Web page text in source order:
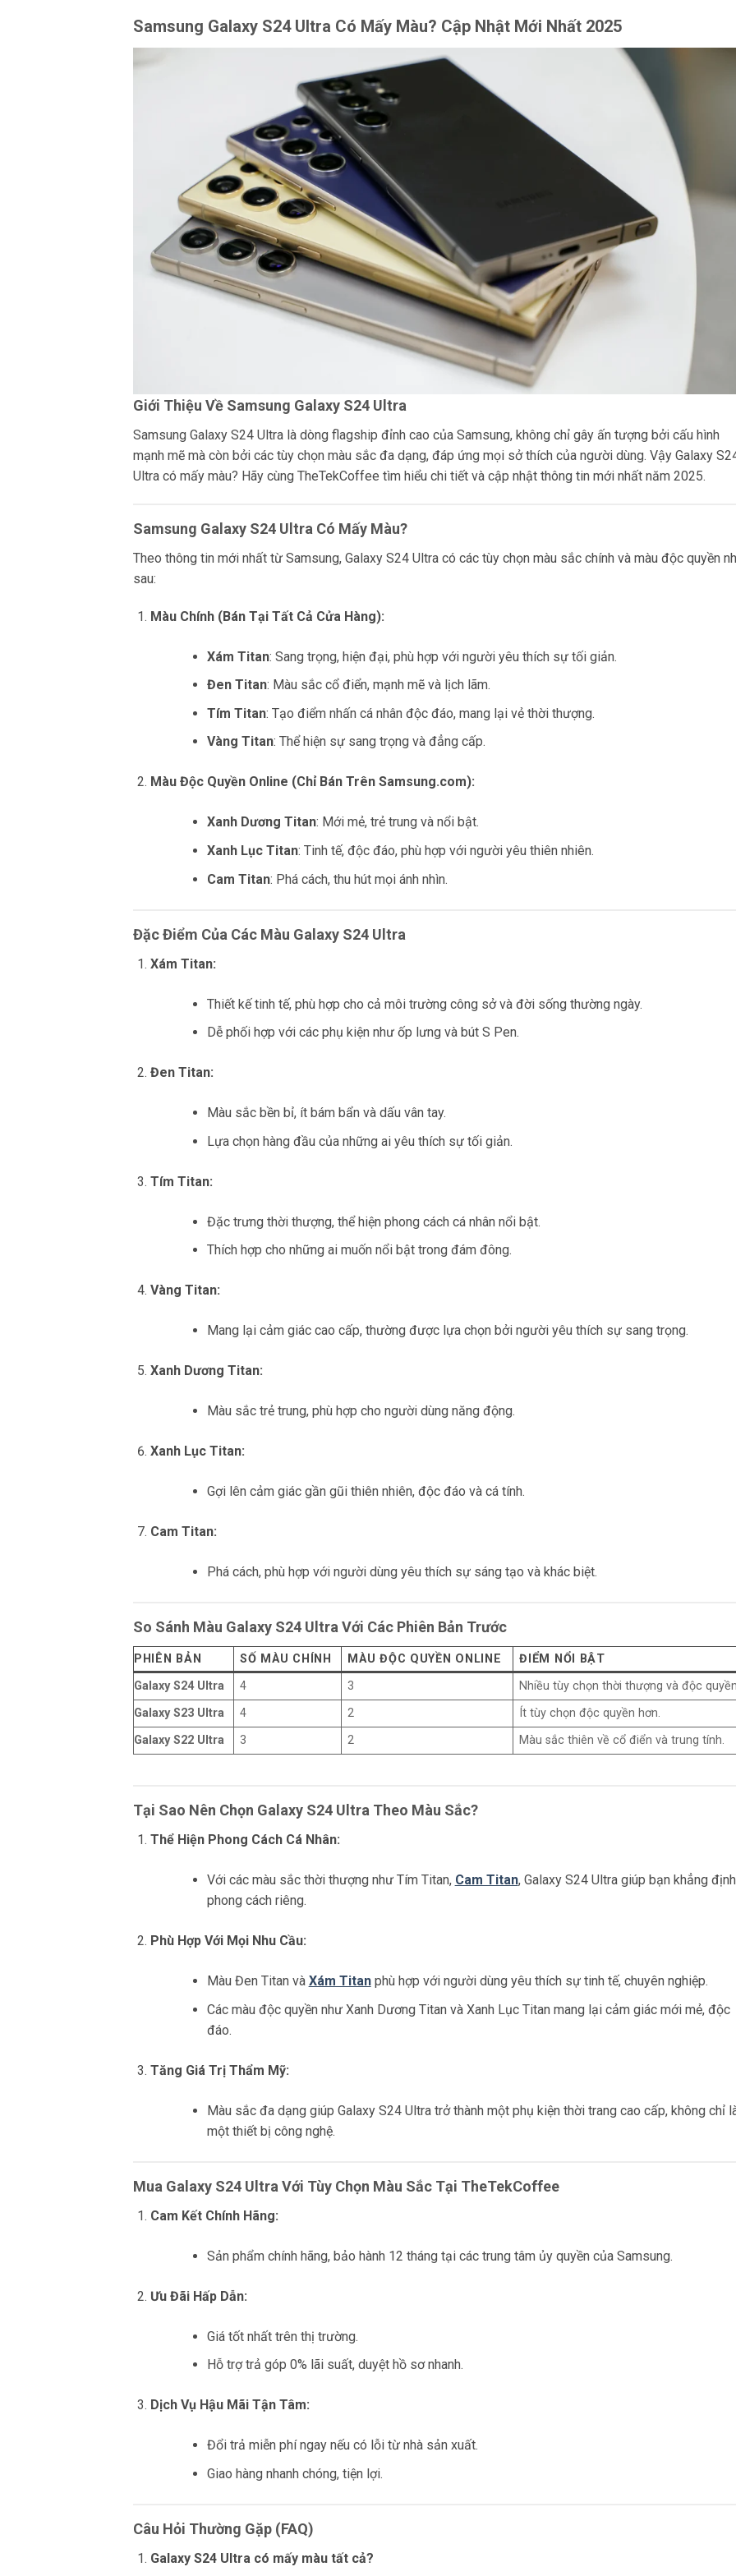
Samsung Galaxy S24 Ultra Có Mấy Màu? Cập Nhật Mới Nhất 2025
Giới Thiệu Về Samsung Galaxy S24 Ultra
Samsung Galaxy S24 Ultra là dòng flagship đỉnh cao của Samsung, không chỉ gây ấn tượng bởi cấu hình
mạnh mẽ mà còn bởi các tùy chọn màu sắc đa dạng, đáp ứng mọi sở thích của người dùng. Vậy Galaxy
Ultra có mấy màu? Hãy cùng TheTekCoffee tìm hiểu chi tiết và cập nhật thông tin mới nhất năm 2025.
Samsung Galaxy S24 Ultra Có Mấy Màu?
Theo thông tin mới nhất từ Samsung, Galaxy S24 Ultra có các tùy chọn màu sắc chính và màu độc quyền
sau:
Màu Chính (Bán Tại Tất Cả Cửa Hàng):
Xám Titan: Sang trọng, hiện đại, phù hợp với người yêu thích sự tối giản.
Đen Titan: Màu sắc cổ điển, mạnh mẽ và lịch lãm.
Tím Titan: Tạo điểm nhấn cá nhân độc đáo, mang lại vẻ thời thượng.
Vàng Titan: Thể hiện sự sang trọng và đẳng cấp.
Màu Độc Quyền Online (Chỉ Bán Trên Samsung.com):
Xanh Dương Titan: Mới mẻ, trẻ trung và nổi bật.
Xanh Lục Titan: Tinh tế, độc đáo, phù hợp với người yêu thiên nhiên.
Cam Titan: Phá cách, thu hút mọi ánh nhìn.
Đặc Điểm Của Các Màu Galaxy S24 Ultra
Xám Titan:
Thiết kế tinh tế, phù hợp cho cả môi trường công sở và đời sống thường ngày.
Dễ phối hợp với các phụ kiện như ốp lưng và bút S Pen.
Đen Titan:
Màu sắc bền bỉ, ít bám bẩn và dấu vân tay.
Lựa chọn hàng đầu của những ai yêu thích sự tối giản.
Tím Titan:
Đặc trưng thời thượng, thể hiện phong cách cá nhân nổi bật.
Thích hợp cho những ai muốn nổi bật trong đám đông.
Vàng Titan:
Mang lại cảm giác cao cấp, thường được lựa chọn bởi người yêu thích sự sang trọng.
Xanh Dương Titan:
Màu sắc trẻ trung, phù hợp cho người dùng năng động.
Xanh Lục Titan:
Gợi lên cảm giác gần gũi thiên nhiên, độc đáo và cá tính.
Cam Titan:
Phá cách, phù hợp với người dùng yêu thích sự sáng tạo và khác biệt.
So Sánh Màu Galaxy S24 Ultra Với Các Phiên Bản Trước
PHIÊN BẢN SỐ MÀU CHÍNH MÀU ĐỘC QUYỀN ONLINE
ĐIỂM NỔI BẬT
Galaxy S24 Ultra
4 3
Nhiều tùy chọn thời thượng và độc
Galaxy S23 Ultra
4 2
Ít tùy chọn độc quyền hơn.
Galaxy S22 Ultra
3 2 Màu sắc thiên về cổ điển và trung tính.
Tại Sao Nên Chọn Galaxy S24 Ultra Theo Màu Sắc?
Thể Hiện Phong Cách Cá Nhân:
Với các màu sắc thời thượng như Tím Titan, Cam Titan, Galaxy S24 Ultra giúp bạn khẳng định
phong cách riêng.
Phù Hợp Với Mọi Nhu Cầu:
Màu Đen Titan và Xám Titanphù hợp với người dùng yêu thích sự tinh tế, chuyên nghiệp.
Các màu độc quyền như Xanh Dương Titan và Xanh Lục Titan mang lại cảm giác mới mẻ, độc
đáo.
Tăng Giá Trị Thẩm Mỹ:
Màu sắc đa dạng giúp Galaxy S24 Ultra trở thành một phụ kiện thời trang cao cấp, không chỉ
một thiết bị công nghệ.
Mua Galaxy S24 Ultra Với Tùy Chọn Màu Sắc Tại TheTekCoffee
Cam Kết Chính Hãng:
Sản phẩm chính hãng, bảo hành 12 tháng tại các trung tâm ủy quyền của Samsung.
Ưu Đãi Hấp Dẫn:
Giá tốt nhất trên thị trường.
Hỗ trợ trả góp 0% lãi suất, duyệt hồ sơ nhanh.
Dịch Vụ Hậu Mãi Tận Tâm:
Đổi trả miễn phí ngay nếu có lỗi từ nhà sản xuất.
Giao hàng nhanh chóng, tiện lợi.
Câu Hỏi Thường Gặp (FAQ)
Galaxy S24 Ultra có mấy màu tất cả?